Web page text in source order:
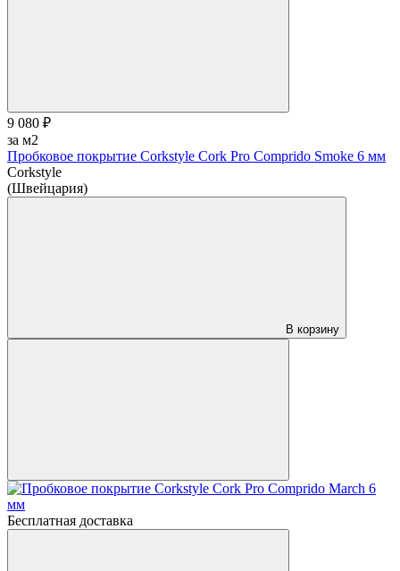
9 080 ₽
за м2
Пробковое покрытие Corkstyle Cork Pro Comprido Smoke 6 мм
Corkstyle
(Швейцария)
В корзину
Бесплатная доставка